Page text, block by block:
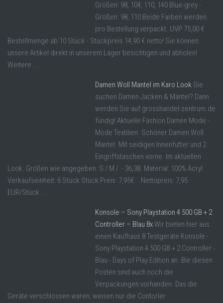
Größen: 98, 104, 110, 140 Blue-grey -
Größen: 98, 110 Beide Farben werden
pro Bestellung verpackt. UVP 75,00 €
Bestellmenge ab 10 Stück - Stückpreis 14,90 € netto! Sie können
unsere Artikel direkt in unserem Lager besichtigen und abholen!
Weitere ...
Damen Woll Mantel im Karo Look Sie
suchen Damen Jacken & Mäntel? Dann
werden Sie auf grosshandel-zentrum.de
fündig! Aktuelle Fashion Damen Mode -
Mode Textilien. Schöner Damen Woll
Mantel. Mit seidigen Innenfutter und 2
Eingriffstaschen vorne. Im aktuellen
Look. Größen wie angegeben: S / M / - 36,38. Material: 100% Acryl
Verkaufseinheit: 6 Stück Stück Preis: 7,95€. Nettopreis: 7,95
EUR/Stück ...
Konsole – Sony Playstation 4 500 GB + 2
Controller – Blau 8xWir bieten hier aus
einen Kaufhaus 8 Testgeräte Konsole -
Sony Playstation 4 500 GB + 2 Controller -
Blau - Days of Play Edition an. Bie diesen
Posten sind auch noch die
Verpackungen vorhanden. Das die
Geräte verschlossen waren, weisen nur die Contorler